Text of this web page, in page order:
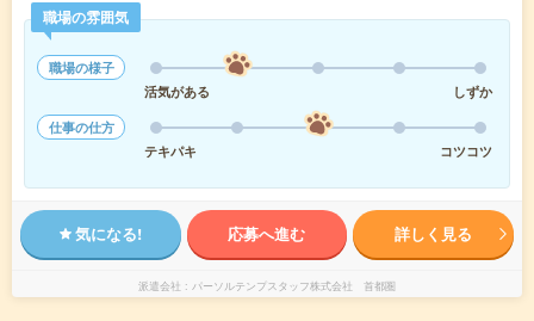
職場の雰囲気
職場の様子
活気がある
しずか
仕事の仕方
テキパキ
コツコツ
気になる! 応募へ進む 詳しく見る
派遣会社 パーソルテンプスタッフ株式会社 首都圏